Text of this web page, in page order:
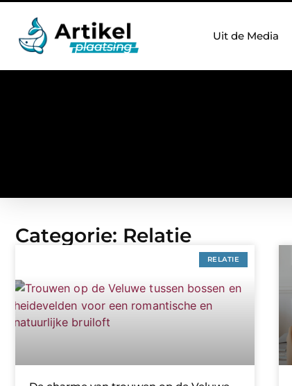
Uit de Media
Categorie: Relatie
RELATIE